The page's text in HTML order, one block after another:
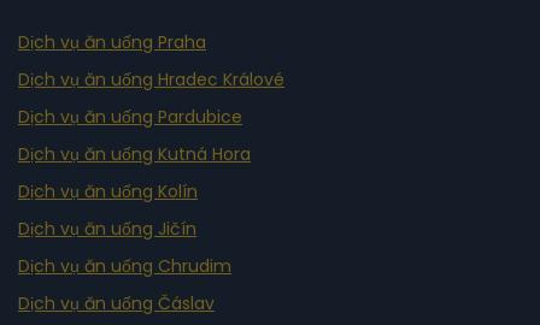
Dịch vụ ăn uống Praha
Dịch vụ ăn uống Hradec Králové
Dịch vụ ăn uống Pardubice
Dịch vụ ăn uống Kutná Hora
Dịch vụ ăn uống Kolín
Dịch vụ ăn uống Jičín
Dịch vụ ăn uống Chrudim
Dịch vụ ăn uống Čáslav